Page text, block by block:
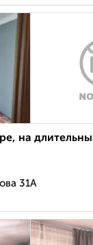
на
31А